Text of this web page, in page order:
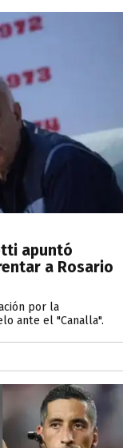
apuntó
a Rosario
por la
ante el "Canalla".